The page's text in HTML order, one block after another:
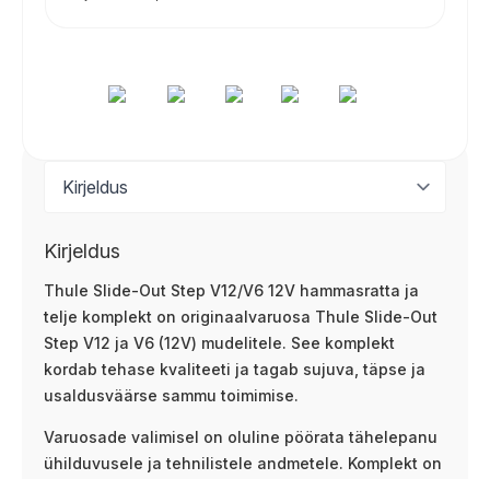
Kirjeldus
Thule Slide-Out Step V12/V6 12V hammasratta ja
telje komplekt on originaalvaruosa Thule Slide-Out
Step V12 ja V6 (12V) mudelitele. See komplekt
kordab tehase kvaliteeti ja tagab sujuva, täpse ja
usaldusväärse sammu toimimise.
Varuosade valimisel on oluline pöörata tähelepanu
ühilduvusele ja tehnilistele andmetele. Komplekt on